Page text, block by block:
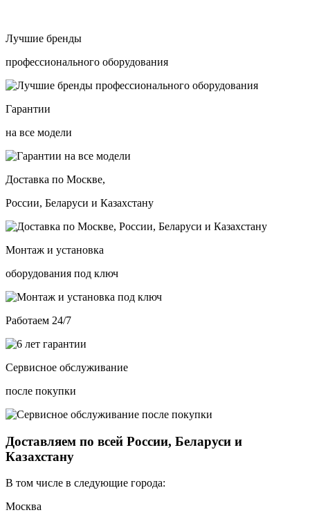
Лучшие бренды
профессионального оборудования
Гарантии
на все модели
Доставка по Москве,
России, Беларуси и Казахстану
Монтаж и установка
оборудования под ключ
Работаем 24/7
Сервисное обслуживание
после покупки
Доставляем по всей России, Беларуси и
Казахстану
В том числе в следующие города:
Москва